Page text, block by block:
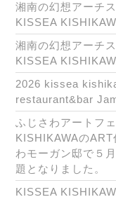
湘南の幻想アーチ
KISSEA
湘南の幻想アーチ
KISSEA
2026 kissea
restaurant&bar
ふじさわアートフ
KISHIKAWAの
わモーガン邸で５
題となりました。
KISSEA